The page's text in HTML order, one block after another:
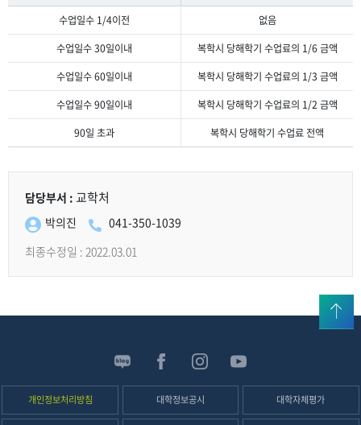
수업료
반환율
안내
수업일수 1/4이전
없음
수업일수 30일이내
복학시 당해학기 수업료의 1/6 금액
수업일수 60일이내
복학시 당해학기 수업료의 1/3 금액
수업일수 90일이내
복학시 당해학기 수업료의 1/2 금액
90일 초과
복학시 당해학기 수업료 전액
담당부서 : 교학처
박의진
041-350-1039
최종수정일 : 2022.03.01
위로
개인정보처리방침
대학정보공시 대학자체평가